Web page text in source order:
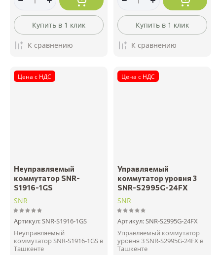
Купить в 1 клик
К сравнению
Купить в 1 клик
К сравнению
Цена с НДС
Неуправляемый
коммутатор SNR-
S1916-1GS
SNR
Артикул:SNR-S1916-1GS
Неуправляемый
коммутатор SNR-S1916-1GS в
Ташкенте
Цена с НДС
Управляемый
коммутатор уровня 3
SNR-S2995G-24FX
SNR
Артикул:SNR-S2995G-24FX
Управляемый коммутатор
уровня 3 SNR-S2995G-24FX в
Ташкенте